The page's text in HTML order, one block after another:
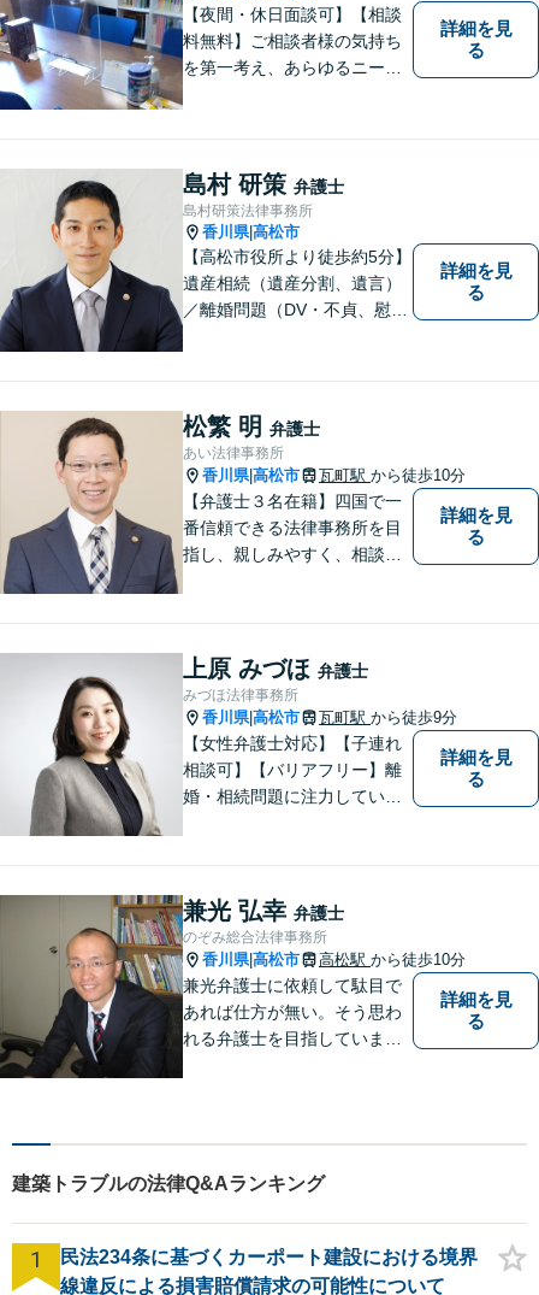
【夜間・休日面談可】【相談
料無料】ご相談者様の気持ち
を第一考え、あらゆるニーズ
の問題解決のサポートをさせ
ていただきます。ご相談は無
料ですので、お気軽にご相談
ください。
詳細を見
る
島村 研策 弁護士
島村研策法律事務所
香川県|高松市
【高松市役所より徒歩約5分】
遺産相続（遺産分割、遺言）
／離婚問題（DV・不貞、慰謝
高いリーガルサービスをご提
供します。
詳細を見
る
松繁 明 弁護士
あい法律事務所
香川県|高松市 瓦町駅 から徒歩10分
【弁護士３名在籍】四国で一
番信頼できる法律事務所を目
指し、親しみやすく、相談し
詳細を見
る
上原 みづほ 弁護士
みづほ法律事務所
香川県|高松市 瓦町駅 から徒歩9分
【女性弁護士対応】【子連れ
相談可】【バリアフリー】離
婚・相続問題に注力していま
詳細を見
る
兼光 弘幸 弁護士
のぞみ総合法律事務所
香川県|高松市 高松駅 から徒歩10分
兼光弁護士に依頼して駄目で
あれば仕方が無い。そう思わ
れる弁護士を目指していま
詳細を見
る
建築トラブルの法律Q&Aランキング
1
民法234条に基づくカーポート建設における境界
線違反による損害賠償請求の可能性について